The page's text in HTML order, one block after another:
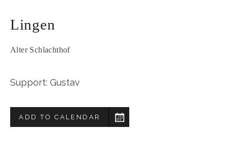
Lingen
Alter Schlachthof
Support: Gustav
ADD TO CALENDAR